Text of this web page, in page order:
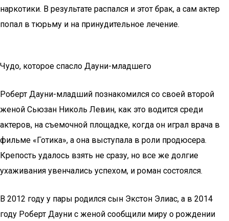
наркотики. В результате распался и этот брак, а сам актер
попал в тюрьму и на принудительное лечение.
Чудо, которое спасло Дауни-младшего
Роберт Дауни-младший познакомился со своей второй
женой Сьюзан Николь Левин, как это водится среди
актеров, на съемочной площадке, когда он играл врача в
фильме «Готика», а она выступала в роли продюсера.
Крепость удалось взять не сразу, но все же долгие
ухаживания увенчались успехом, и роман состоялся.
В 2012 году у пары родился сын Экстон Элиас, а в 2014
году Роберт Дауни с женой сообщили миру о рождении